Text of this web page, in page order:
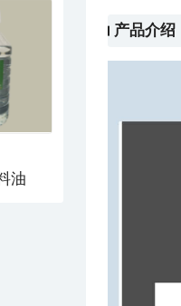
油
产品介绍